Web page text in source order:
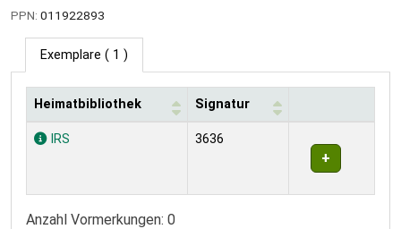
PPN: 011922893
Exemplare ( 1 )
Exemplare
Heimatbibliothek Signatur
IRS 3636
Anzahl Vormerkungen: 0